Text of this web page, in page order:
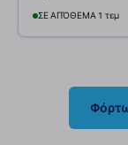
ΣΕ ΑΠΌΘΕΜΑ 1 τεμ